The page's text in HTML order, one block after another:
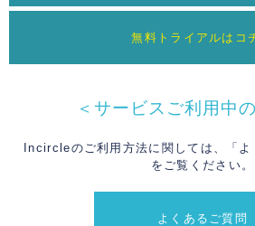
無料トライアルはコ
＜サービスご利用中
Incircleのご利用方法に関しては、「よ
をご覧ください。
よくあるご質問